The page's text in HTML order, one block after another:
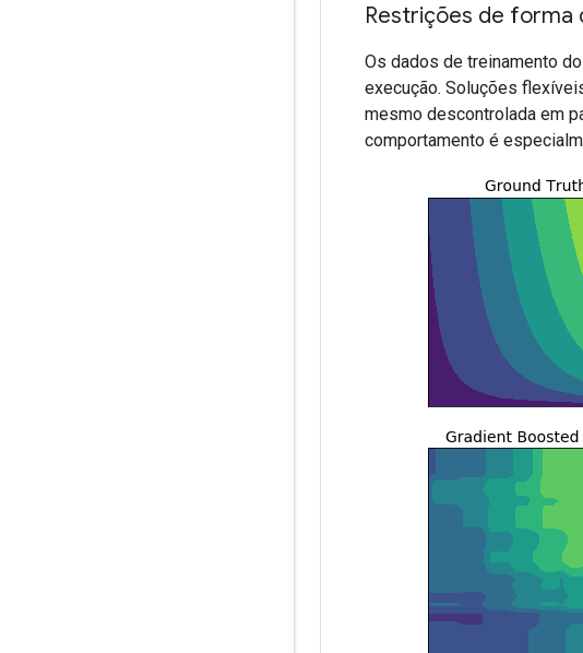
Restrições de forma
Os dados de treinamento
execução. Soluções
mesmo descontrolada em
comportamento é